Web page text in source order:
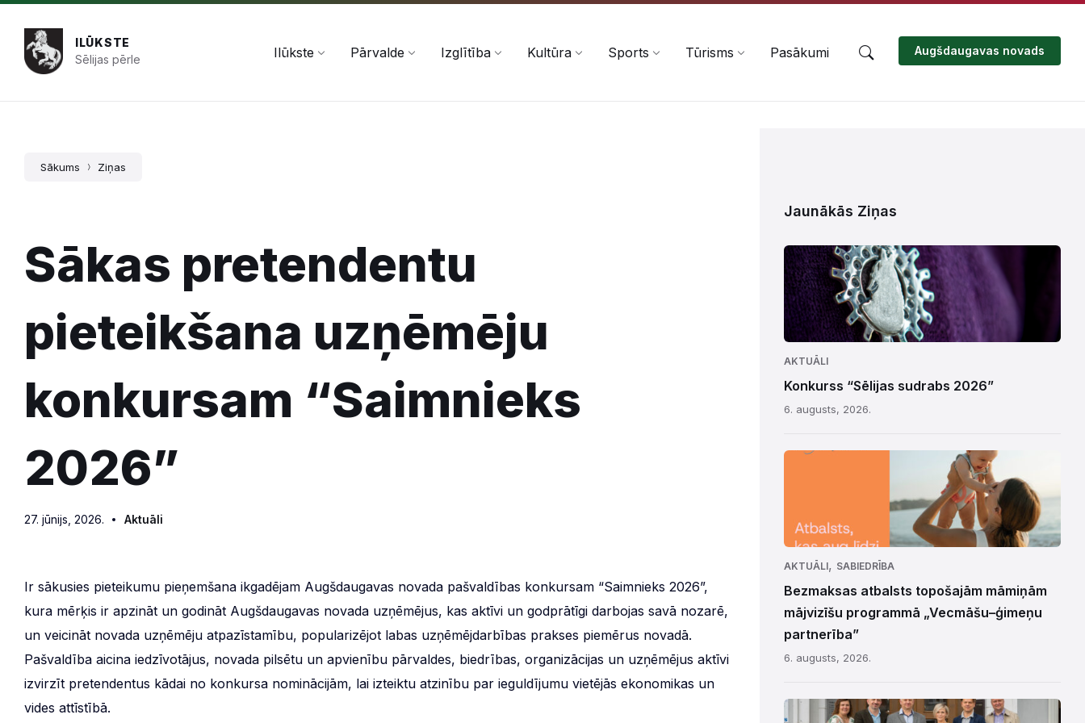
Pāriet
saturu
Skip
navigation
Skip
footer
ILŪKSTE
Sēlijas pērle
Ilūkste Pārvalde Izglītība Kultūra Sports Tūrisms Pasākumi Augšdaugavas novads
Sākums Ziņas
Sākas pretendentu
pieteikšana uzņēmēju
konkursam “Saimnieks
2026”
27. jūnijs, 2026. Aktuāli
Ir sākusies pieteikumu pieņemšana ikgadējam Augšdaugavas novada pašvaldības konkursam “Saimnieks 2026”,
kura mērķis ir apzināt un godināt Augšdaugavas novada uzņēmējus, kas aktīvi un godprātīgi darbojas savā nozarē,
un veicināt novada uzņēmēju atpazīstamību, popularizējot labas uzņēmējdarbības prakses piemērus novadā.
Pašvaldība aicina iedzīvotājus, novada pilsētu un apvienību pārvaldes, biedrības, organizācijas un uzņēmējus aktīvi
izvirzīt pretendentus kādai no konkursa nominācijām, lai izteiktu atzinību par ieguldījumu vietējās ekonomikas un
vides attīstībā.
Jaunākās Ziņas
AKTUĀLI
Konkurss “Sēlijas sudrabs 2026”
6. augusts, 2026.
AKTUĀLI, SABIEDRĪBA
Bezmaksas atbalsts topošajām māmiņām
mājvizīšu programmā „Vecmāšu–ģimeņu
partnerība”
6. augusts, 2026.